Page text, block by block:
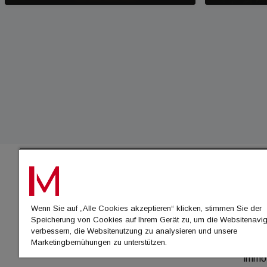
Wenn Sie auf „Alle Cookies akzeptieren“ klicken, stimmen Sie der
Speicherung von Cookies auf Ihrem Gerät zu, um die
verbessern, die Websitenutzung zu analysieren und unsere
Marketingbemühungen zu unterstützen.